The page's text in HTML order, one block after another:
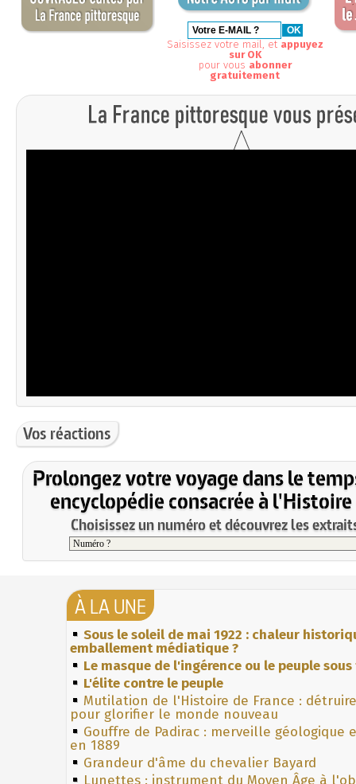
Saisissez votre mail, et appuyez
sur OK
pour vous abonner
gratuitement
Vos réactions
Prolongez votre voyage dans le
encyclopédie consacrée à l'Histoire
Choisissez un numéro et découvrez les
À LA UNE
Sous le soleil de mai 1922 : chaleur
emballement médiatique ?
Le masque de l'ingérence ou le peuple
L'élite contre le peuple
Mutilation de l'Histoire de France :
pour glorifier le monde nouveau
Gouffre de Padirac : merveille géologique
en 1889
Grandeur d'âme du chevalier Bayard
Lunettes : instrument du Moyen Âge à